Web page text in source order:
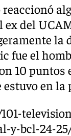
reaccionó
ex del
fue el
10
estuvo en la
101-
y-bcl-24-